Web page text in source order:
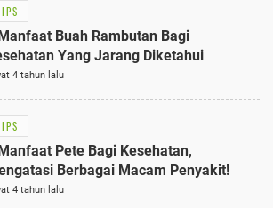
Buah Rambutan Bagi
Yang Jarang Diketahui
4 tahun lalu
Pete Bagi Kesehatan,
Berbagai Macam Penyakit!
4 tahun lalu